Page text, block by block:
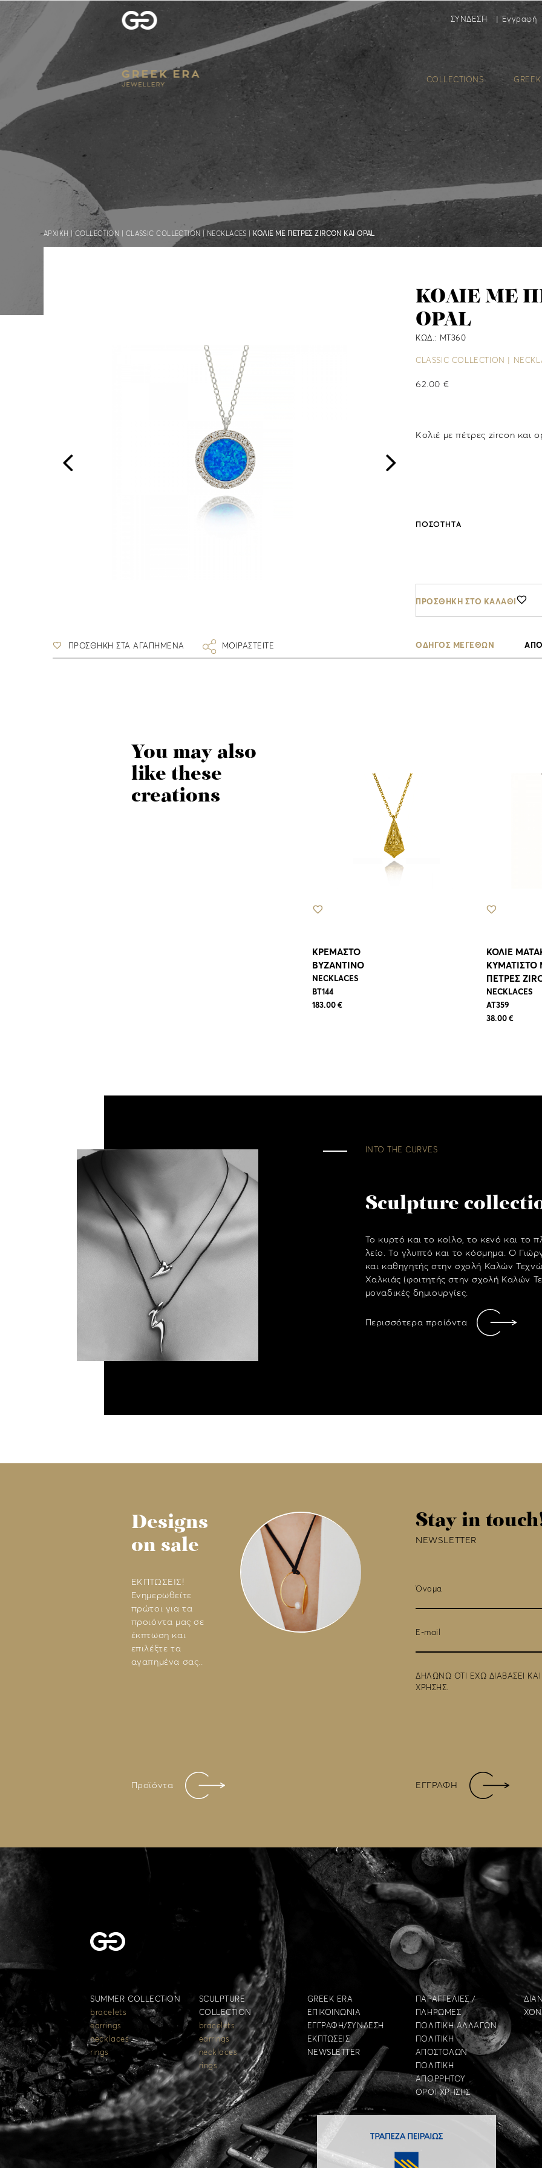
ΣΥΝΔΕΣΗ Εγγραφή
COLLECTIONS
ΑΡΧΙΚΗ |COLLECTION CLASSIC COLLECTION NECKLACES ΚΟΛΙΕ ΜΕ ΠΕΤΡΕΣ ZIRCON KAI OPAL
ΠΡΟΣΘΗΚΗ ΣΤΑ ΑΓΑΠΗΜΕΝΑ ΜΟΙΡΑΣΤΕΙΤΕ
ΚΟΛΙΕ ΜΕ
OPAL
ΚΩΔ.: MT360
CLASSIC COLLECTION |
62.00 €
Κολιέ με πέτρες zircon και
ΠΟΣΟΤΗΤΑ
ΠΡΟΣΘΗΚΗ ΣΤΟ ΚΑΛΑΘΙ
ΟΔΗΓΟΣ ΜΕΓΕΘΩΝ
You may also
like these
creations
ΚΡΕΜΑΣΤΟ
ΒΥΖΑΝΤΙΝΟ
NECKLACES
BT144
183.00 €
ΚΟΛΙΕ
ΚΥΜΑΤΙΣΤΟ
ΠΕΤΡΕΣ
NECKLACES
AT359
38.00 €
INTO THE CURVES
Sculpture
Το κυρτό και το κοίλο, το κενό και το
λείο. Το γλυπτό και το κόσμημα. Ο
και καθηγητής στην σχολή Καλών
Χαλκιάς (φοιτητής στην σχολή Καλών
μοναδικές δημιουργίες.
Περισσότερα προίόντα
Designs
on sale
ΕΚΠΤΩΣΕΙΣ!
Ενημερωθείτε
πρώτοι για τα
προιόντα μας σε
έκπτωση και
επιλέξτε τα
αγαπημένα σας..
Προϊόντα
Stay in
NEWSLETTER
ΔΗΛΩΝΩ ΟΤΙ ΕΧΩ ΔΙΑΒΑΣΕΙ
ΧΡΗΣΗΣ.
ΕΓΓΡΑΦΗ
SUMMER COLLECTION
bracelets
earrings
necklaces
rings
SCULPTURE
COLLECTION
bracelets
earrings
necklaces
rings
GREEK ERA
ΕΠΙΚΟΙΝΩΝΙΑ
ΕΓΓΡΑΦΗ/ΣΥΝΔΕΣΗ
ΕΚΠΤΩΣΕΙΣ
NEWSLETTER
ΠΑΡΑΓΓΕΛΙΕΣ /
ΠΛΗΡΩΜΕΣ
ΠΟΛΙΤΙΚΗ ΑΛΛΑΓΩΝ
ΠΟΛΙΤΙΚΗ
ΑΠΟΣΤΟΛΩΝ
ΠΟΛΙΤΙΚΗ
ΑΠΟΡΡΗΤΟΥ
ΟΡΟΙ ΧΡΗΣΗΣ